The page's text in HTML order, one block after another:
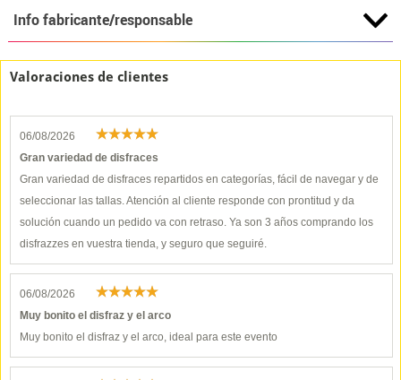
Info fabricante/responsable
Valoraciones de clientes
06/08/2026
Gran variedad de disfraces
Gran variedad de disfraces repartidos en categorías, fácil de navegar y de
seleccionar las tallas. Atención al cliente responde con prontitud y da
solución cuando un pedido va con retraso. Ya son 3 años comprando los
disfrazzes en vuestra tienda, y seguro que seguiré.
06/08/2026
Muy bonito el disfraz y el arco
Muy bonito el disfraz y el arco, ideal para este evento